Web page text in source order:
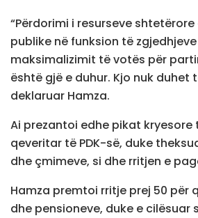
“Përdorimi i resurseve
publike në funksion të
maksimalizimit të votës për
është gjë e duhur. Kjo nuk duhet
deklaruar Hamza.
Ai prezantoi edhe pikat
qeveritar të PDK-së, duke
dhe çmimeve, si dhe rritjen e
Hamza premtoi rritje prej 50 për
dhe pensioneve, duke e cilësuar